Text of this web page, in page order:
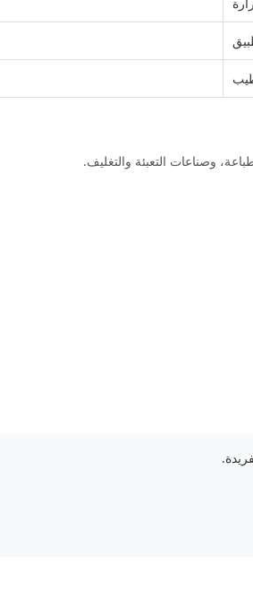
وصناعات التعبئة والتغليف.